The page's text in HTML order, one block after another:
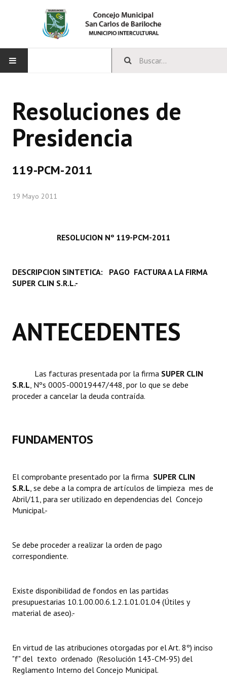
CONCEJO
Bloques Políticos
Comisiones Permanentes
Comisiones Especiales
Constitución Nacional
Carta Orgánica 2007
Organigrama
Informes de Gestión
Dictámenes Asesoría Letrada
Actas de Sesión
Informes de Unidad Coordinadora
Actas de Audiencias Públicas
Comunicaciones
Resoluciones
Resoluciones de Presidencia
Resoluciones de
Presidencia
119-PCM-2011
19 Mayo 2011
RESOLUCION Nº 119-PCM-2011
DESCRIPCION SINTETICA: PAGO FACTURA A LA FIRMA
SUPER CLIN S.R.L.-
ANTECEDENTES
Las facturas presentada por la firma  SUPER CLIN
S.R.L, Nºs 0005-00019447/448, por lo que se debe
proceder a cancelar la deuda contraída.
FUNDAMENTOS
El comprobante presentado por la firma  SUPER CLIN
S.R.L, se debe a la compra de artículos de limpieza mes de
Abril/11, para ser utilizado en dependencias del Concejo
Municipal.-
Se debe proceder a realizar la orden de pago
correspondiente.
Existe disponibilidad de fondos en las partidas
presupuestarias 10.1.00.00.6.1.2.1.01.01.04 (Útiles y
material de aseo).-
En virtud de las atribuciones otorgadas por el Art. 8º) inciso
"f" del texto ordenado (Resolución 143-CM-95) del
Reglamento Interno del Concejo Municipal.